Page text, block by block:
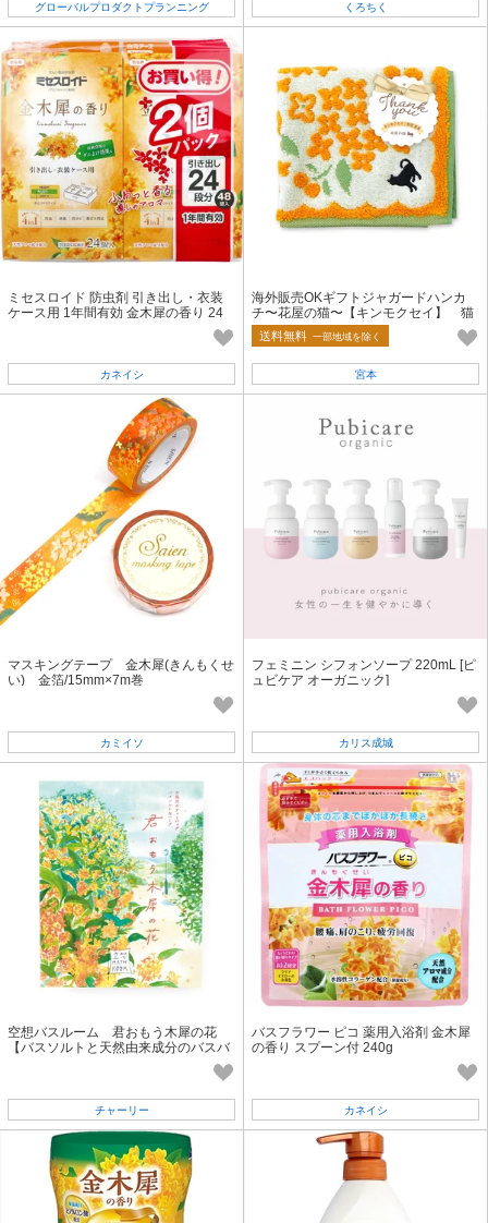
グローバルプロダクトプランニング くろちく
ミセスロイド 防虫剤 引き出し・衣装
ケース用 1年間有効 金木犀の香り 24
カネイシ
海外販売OKギフトジャガードハンカ
チ〜花屋の猫〜【キンモクセイ】 猫
刺繡
送料無料 一部地域を除く
宮本
マスキングテープ 金木犀(きんもくせ
い) 金箔/15mm×7m巻
カミイソ
フェミニン シフォンソープ 220mL [ピ
ュビケア オーガニック]
カリス成城
空想バスルーム 君おもう木犀の花
【バスソルトと天然由来成分のバスバ
チャーリー
バスフラワー ピコ 薬用入浴剤 金木犀
の香り スプーン付 240g
カネイシ